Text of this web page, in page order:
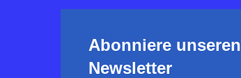
Abonniere unseren
Newsletter